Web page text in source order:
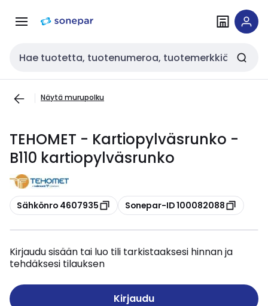
navigointiinsisältöön
Haku
Näytä murupolku
TEHOMET - Kartiopylväsrunko -
B110 kartiopylväsrunko
Kopioi
Sähkönro 4607935 Kopioi
Sonepar-ID 100082088
Kirjaudu sisään tai luo tili tarkistaaksesi hinnan ja
tehdäksesi tilauksen
Kirjaudu